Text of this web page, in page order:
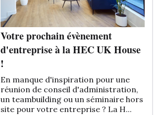
Votre prochain évènement
d'entreprise à la HEC UK House
!
En manque d'inspiration pour une
réunion de conseil d'administration,
un teambuilding ou un séminaire hors
site pour votre entreprise ? La H...